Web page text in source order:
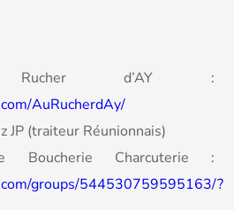
d’AY :
AuRucherdAy/
JP (traiteur Réunionnais)
Boucherie Charcuterie :
groups/544530759595163/?